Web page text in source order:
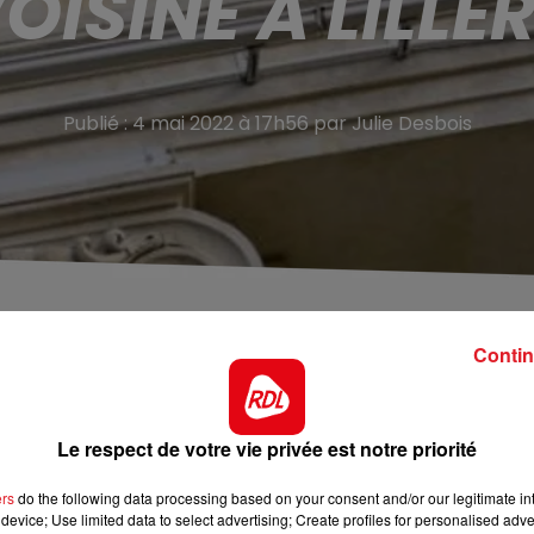
Publié : 4 mai 2022 à 17h56 par Julie Desbois
de 70 euros, prêtés quelques mois plus
après trois jours de procès.
à Lillers. Le drame remonte au 16 mars 2019.
3 ans en prison pour avoir poignardé de plusieurs
dernière lui avait simplement demandé de lui
Le respect de votre vie privée est notre priorité
do the following data processing based on your consent and/or our legitimate
Use limited data to select advertising; Create profiles for personalised